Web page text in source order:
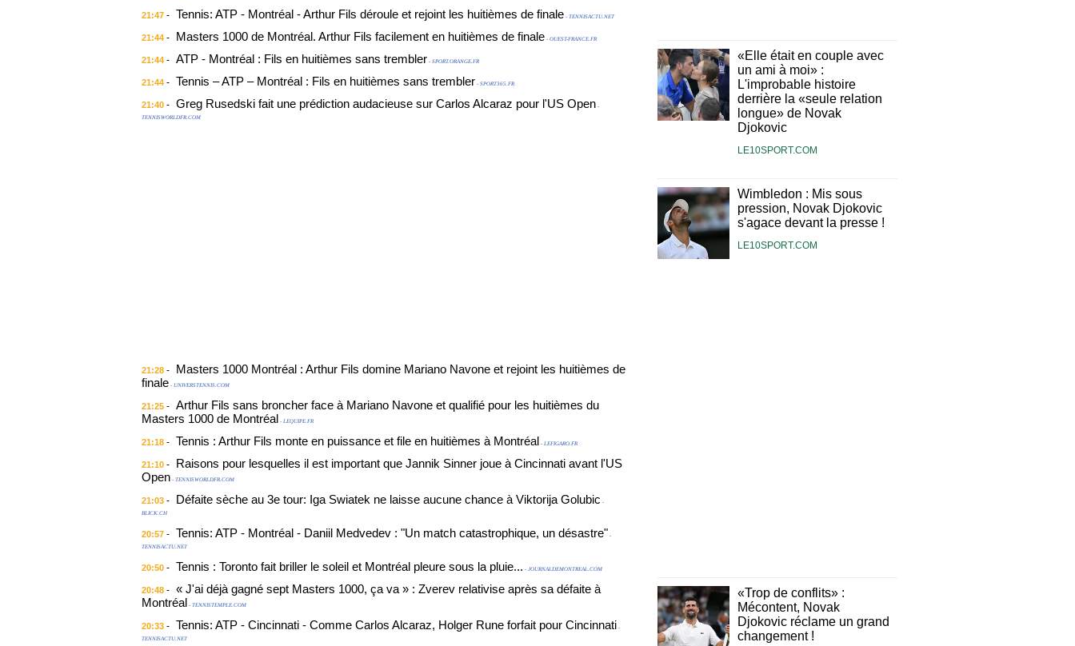
21:47 - Tennis: ATP - Montréal - Arthur Fils déroule et rejoint les huitièmes de finale - TENNISACTU.NET
21:44 - Masters 1000 de Montréal. Arthur Fils facilement en huitièmes de finale - OUEST-FRANCE.FR
21:44 - ATP - Montréal : Fils en huitièmes sans trembler - SPORT.ORANGE.FR
21:44 - Tennis – ATP – Montréal : Fils en huitièmes sans trembler - SPORT365.FR
21:40 - Greg Rusedski fait une prédiction audacieuse sur Carlos Alcaraz pour l'US Open -
TENNISWORLDFR.COM
21:28 -
Masters 1000 Montréal : Arthur Fils domine Mariano Navone et rejoint les huitièmes de
finale - UNIVERSTENNIS.COM
21:25 - Arthur Fils sans broncher face à Mariano Navone et qualifié pour les huitièmes du
Masters 1000 de Montréal - LEQUIPE.FR
21:18 - Tennis : Arthur Fils monte en puissance et file en huitièmes à Montréal - LEFIGARO.FR
21:10 -
Raisons pour lesquelles il est important que Jannik Sinner joue à Cincinnati avant l'US
Open - TENNISWORLDFR.COM
21:03 - Défaite sèche au 3e tour: Iga Swiatek ne laisse aucune chance à Viktorija Golubic -
BLICK.CH
20:57 - Tennis: ATP - Montréal - Daniil Medvedev : "Un match catastrophique, un désastre" -
TENNISACTU.NET
20:50 - Tennis : Toronto fait briller le soleil et Montréal pleure sous la pluie... - JOURNALDEMONTREAL.COM
20:48 - « J'ai déjà gagné sept Masters 1000, ça va » : Zverev relativise après sa défaite à
Montréal - TENNISTEMPLE.COM
20:33 - Tennis: ATP - Cincinnati - Comme Carlos Alcaraz, Holger Rune forfait pour Cincinnati -
TENNISACTU.NET
«Elle était en couple avec
un ami à moi» :
L'improbable histoire
derrière la «seule relation
longue» de Novak
Djokovic
LE10SPORT.COM
Wimbledon : Mis sous
pression, Novak Djokovic
s'agace devant la presse !
LE10SPORT.COM
«Trop de conflits» :
Mécontent, Novak
Djokovic réclame un grand
changement !